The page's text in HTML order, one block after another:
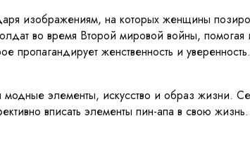
изображениям, на которых женщины
во время Второй мировой войны,
женственность и
элементы, искусство и образ жизни.
вписать элементы пин-апа в свою жизнь.